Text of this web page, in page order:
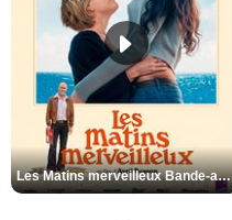
Les Matins merveilleux Bande-annonce VF